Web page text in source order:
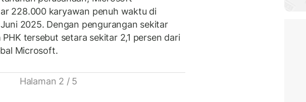
228.000 karyawan penuh waktu di
2025. Dengan pengurangan sekitar
tersebut setara sekitar 2,1 persen dari
Microsoft.
Halaman 2 / 5